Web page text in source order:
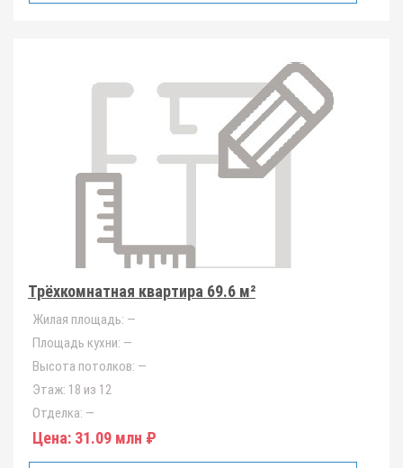
Трёхкомнатная квартира 69.6 м²
Жилая площадь: —
Площадь кухни: —
Высота потолков: —
Этаж: 18 из 12
Отделка: —
Цена: 31.09 млн ₽